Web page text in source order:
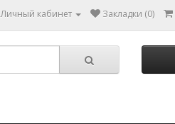
Личный кабинет Закладки (0)